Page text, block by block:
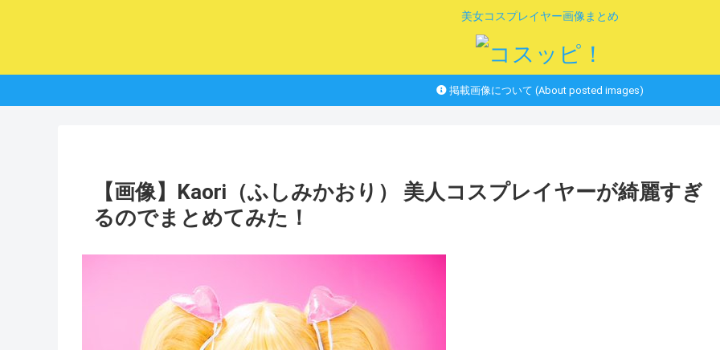
美女コスプレイヤー画像まとめ
掲載画像について (About posted images)
【画像】Kaori（ふしみかおり） 美人コスプレイヤーが綺麗すぎ
るのでまとめてみた！